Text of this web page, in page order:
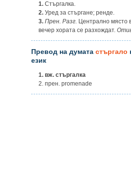
1. Стъргалка.
2. Уред за стъргане; ренде.
3. Прен. Разг. Централно място
вечер хората се разхождат.
Превод на думата стъргало
език
1. вж. стъргалка
2. прен. promenade